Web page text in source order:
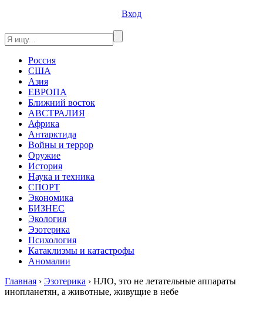
Вход
Россия
США
Азия
ЕВРОПА
Ближний восток
АВСТРАЛИЯ
Африка
Антарктида
Войны и террор
Оружие
История
Наука и техника
СПОРТ
Экономика
БИЗНЕС
Экология
Эзотерика
Психология
Катаклизмы и катастрофы
Аномалии
Главная › Эзотерика › НЛО, это не летательные аппараты
инопланетян, а животные, живущие в небе